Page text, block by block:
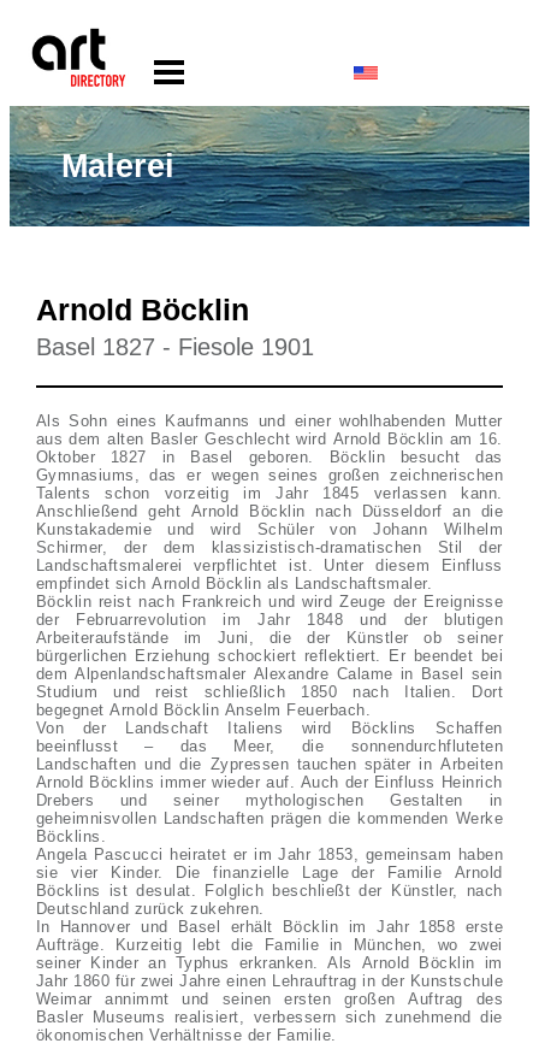
Malerei
Arnold Böcklin
Basel 1827 - Fiesole 1901
Als Sohn eines Kaufmanns und einer wohlhabenden Mutter
aus dem alten Basler Geschlecht wird Arnold Böcklin am 16.
Oktober 1827 in Basel geboren. Böcklin besucht das
Gymnasiums, das er wegen seines großen zeichnerischen
Talents schon vorzeitig im Jahr 1845 verlassen kann.
Anschließend geht Arnold Böcklin nach Düsseldorf an die
Kunstakademie und wird Schüler von Johann Wilhelm
Schirmer, der dem klassizistisch-dramatischen Stil der
Landschaftsmalerei verpflichtet ist. Unter diesem Einfluss
empfindet sich Arnold Böcklin als Landschaftsmaler.
Böcklin reist nach Frankreich und wird Zeuge der Ereignisse
der Februarrevolution im Jahr 1848 und der blutigen
Arbeiteraufstände im Juni, die der Künstler ob seiner
bürgerlichen Erziehung schockiert reflektiert. Er beendet bei
dem Alpenlandschaftsmaler Alexandre Calame in Basel sein
Studium und reist schließlich 1850 nach Italien. Dort
begegnet Arnold Böcklin Anselm Feuerbach.
Von der Landschaft Italiens wird Böcklins Schaffen
beeinflusst – das Meer, die sonnendurchfluteten
Landschaften und die Zypressen tauchen später in Arbeiten
Arnold Böcklins immer wieder auf. Auch der Einfluss Heinrich
Drebers und seiner mythologischen Gestalten in
geheimnisvollen Landschaften prägen die kommenden Werke
Böcklins.
Angela Pascucci heiratet er im Jahr 1853, gemeinsam haben
sie vier Kinder. Die finanzielle Lage der Familie Arnold
Böcklins ist desulat. Folglich beschließt der Künstler, nach
Deutschland zurück zukehren.
In Hannover und Basel erhält Böcklin im Jahr 1858 erste
Aufträge. Kurzeitig lebt die Familie in München, wo zwei
seiner Kinder an Typhus erkranken. Als Arnold Böcklin im
Jahr 1860 für zwei Jahre einen Lehrauftrag in der Kunstschule
Weimar annimmt und seinen ersten großen Auftrag des
Basler Museums realisiert, verbessern sich zunehmend die
ökonomischen Verhältnisse der Familie.